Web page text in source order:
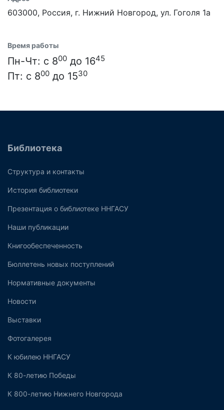
603000, Россия, г. Нижний Новгород, ул. Гоголя 1а
Время работы
Пн-Чт: с 800 до 1645
Пт: с 800 до 1530
Библиотека
Структура и контакты
История библиотеки
Презентация о библиотеке ННГАСУ
Наши публикации
Книгообеспеченность
Бюллетень новых поступлений
Нормативные документы
Новости
Выставки
Фотогалерея
К юбилею ННГАСУ
К 80-летию Победы
К 800-летию Нижнего Новгорода